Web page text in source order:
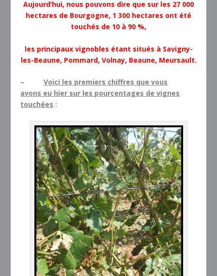
Aujourd’hui, nous pouvons dire que sur les 27 000
hectares de Bourgogne, 1 300 hectares ont été
touchés de 10 à 90 %,
les principaux vignobles étant situés à Savigny-
les-Beaune, Pommard, Volnay, Beaune, Meursault.
–Voici les premiers chiffres que vous
avons eu hier sur les pourcentages de vignes
touchées :